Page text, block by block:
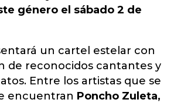
género el sábado 2 de
un cartel estelar con
de reconocidos cantantes y
Entre los artistas que se
encuentran Poncho Zuleta,